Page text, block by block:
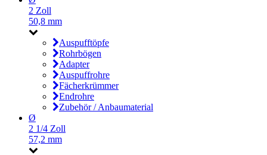
2 Zoll
50,8 mm
Auspufftöpfe
Rohrbögen
Adapter
Auspuffrohre
Fächerkrümmer
Endrohre
Zubehör / Anbaumaterial
Ø
2 1/4 Zoll
57,2 mm